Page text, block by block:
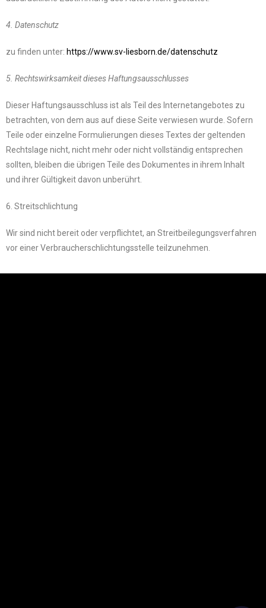
4. Datenschutz
zu finden unter: https://www.sv-liesborn.de/datenschutz
5. Rechtswirksamkeit dieses Haftungsausschlusses
Dieser Haftungsausschluss ist als Teil des Internetangebotes zu
betrachten, von dem aus auf diese Seite verwiesen wurde. Sofern
Teile oder einzelne Formulierungen dieses Textes der geltenden
Rechtslage nicht, nicht mehr oder nicht vollständig entsprechen
sollten, bleiben die übrigen Teile des Dokumentes in ihrem Inhalt
und ihrer Gültigkeit davon unberührt.
6. Streitschlichtung
Wir sind nicht bereit oder verpflichtet, an Streitbeilegungsverfahren
vor einer Verbraucherschlichtungsstelle teilzunehmen.